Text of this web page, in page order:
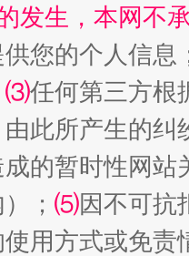
魏明亮
发生，本网不
您的个人信息
⑶任何第三方根
此所产生的纠
的暂时性网
； ⑸因不可抗
用方式或免责